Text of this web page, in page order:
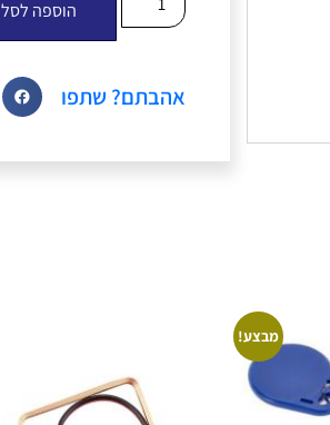
הוספה לסל
אהבתם? שתפו
מבצע!